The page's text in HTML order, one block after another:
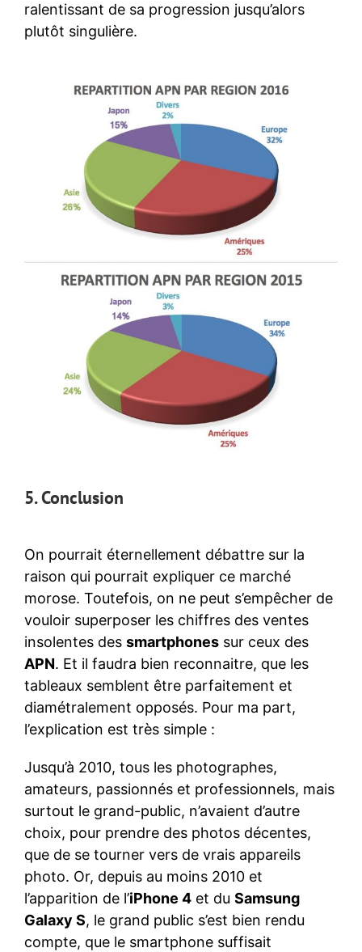
ralentissant de sa progression jusqu’alors
plutôt singulière.
5. Conclusion
On pourrait éternellement débattre sur la
raison qui pourrait expliquer ce marché
morose. Toutefois, on ne peut s’empêcher de
vouloir superposer les chiffres des ventes
insolentes des smartphones sur ceux des
APN. Et il faudra bien reconnaitre, que les
tableaux semblent être parfaitement et
diamétralement opposés. Pour ma part,
l’explication est très simple :
Jusqu’à 2010, tous les photographes,
amateurs, passionnés et professionnels, mais
surtout le grand-public, n’avaient d’autre
choix, pour prendre des photos décentes,
que de se tourner vers de vrais appareils
photo. Or, depuis au moins 2010 et
l’apparition de l’iPhone 4 et du Samsung
Galaxy S, le grand public s’est bien rendu
compte, que le smartphone suffisait